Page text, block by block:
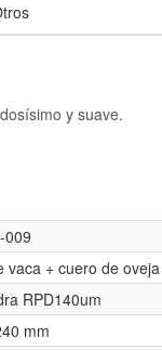
y suave.
009
vaca + cuero de oveja
RPD140um
mm